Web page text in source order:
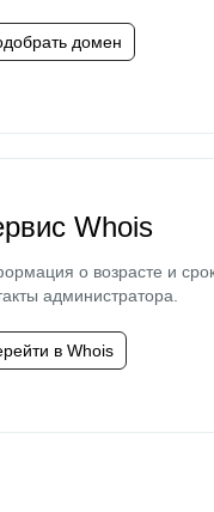
домен
Whois
о возрасте и
администратора.
в Whois